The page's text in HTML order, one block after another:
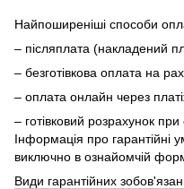
Найпоширеніші способи
– післяплата (накладений
– безготівкова оплата на
– оплата онлайн через
– готівковий розрахунок при
Інформація про
виключно в ознайомчій
Види гарантійних